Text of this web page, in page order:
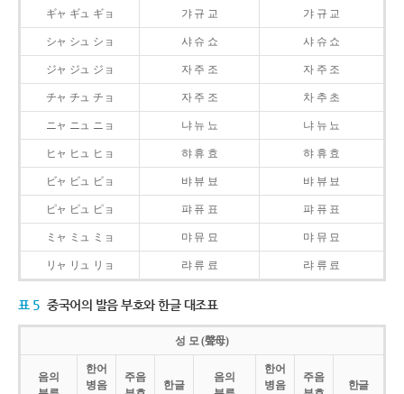
ギャ ギュ ギョ 갸 규 교 갸 규 교
シャ シュ ショ 샤 슈 쇼 샤 슈 쇼
ジャ ジュ ジョ 자 주 조 자 주 조
チャ チュ チョ 자 주 조 차 추 초
ニャ ニュ ニョ 냐 뉴 뇨 냐 뉴 뇨
ヒャ ヒュ ヒョ 햐 휴 효 햐 휴 효
ビャ ビュ ビョ 뱌 뷰 뵤 뱌 뷰 뵤
ピャ ピュ ピョ 퍄 퓨 표 퍄 퓨 표
ミャ ミュ ミョ 먀 뮤 묘 먀 뮤 묘
リャ リュ リョ 랴 류 료 랴 류 료
표 5 중국어의 발음 부호와 한글 대조표
성 모 (聲母)
음의
한어
병음
주음
한글
음의
한어
병음
주음
한글